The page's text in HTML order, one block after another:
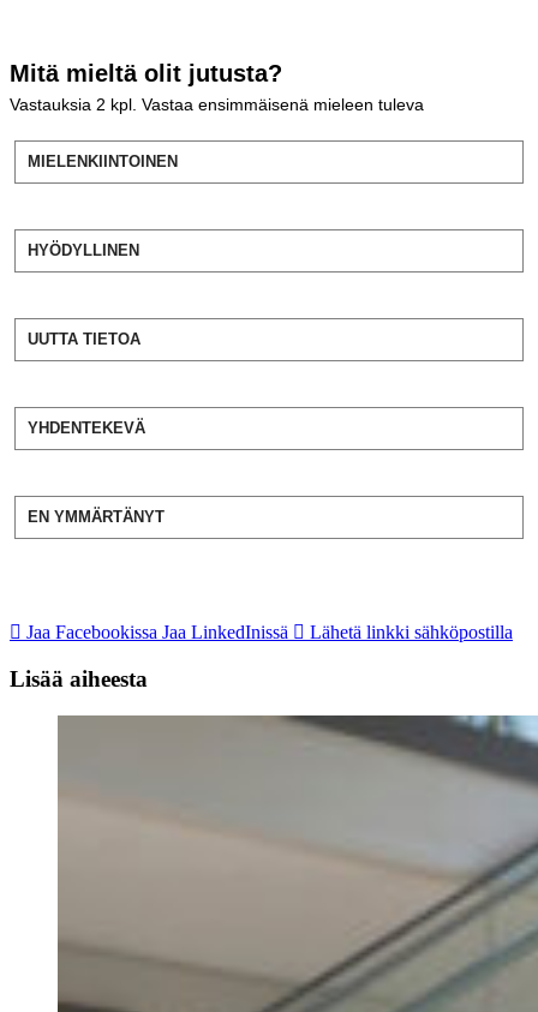
Mitä mieltä olit jutusta?
Vastauksia 2 kpl. Vastaa ensimmäisenä mieleen tuleva
MIELENKIINTOINEN
HYÖDYLLINEN
UUTTA TIETOA
YHDENTEKEVÄ
EN YMMÄRTÄNYT
Jaa Facebookissa Jaa LinkedInissä Lähetä linkki sähköpostilla
Lisää aiheesta